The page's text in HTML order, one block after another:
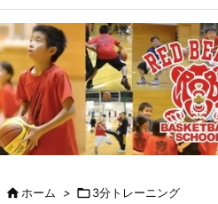
ホーム > 3分トレーニング